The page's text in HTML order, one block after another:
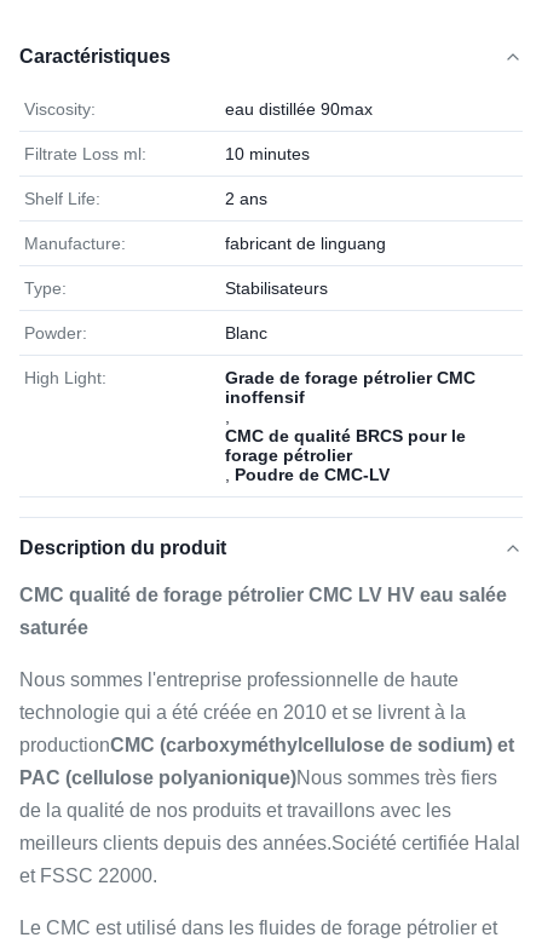
Caractéristiques
Viscosity: eau distillée 90max
Filtrate Loss ml: 10 minutes
Shelf Life: 2 ans
Manufacture: fabricant de linguang
Type: Stabilisateurs
Powder: Blanc
High Light:
Grade de forage pétrolier CMC
inoffensif
CMC de qualité BRCS pour le
forage pétrolier
Poudre de CMC-LV
Description du produit
CMC qualité de forage pétrolier CMC LV HV eau salée
saturée
Nous sommes l'entreprise professionnelle de haute
technologie qui a été créée en 2010 et se livrent à la
productionCMC (carboxyméthylcellulose de sodium) et
PAC (cellulose polyanionique)Nous sommes très fiers
de la qualité de nos produits et travaillons avec les
meilleurs clients depuis des années.Société certifiée Halal
et FSSC 22000.
Le CMC est utilisé dans les fluides de forage pétrolier et